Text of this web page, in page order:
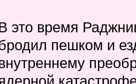
это время
пешком и